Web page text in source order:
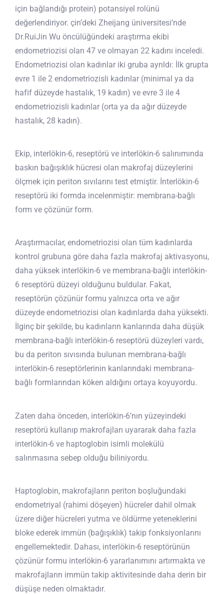
için bağlandığı protein) potansiyel rolünü
değerlendiriyor. çin’deki Zheijang üniversitesi’nde
Dr.RuiJin Wu öncülüğündeki araştırma ekibi
endometriozisi olan 47 ve olmayan 22 kadını inceledi.
Endometriozisi olan kadınlar iki gruba ayrıldı: İlk grupta
evre 1 ile 2 endometriozisli kadınlar (minimal ya da
hafif düzeyde hastalık, 19 kadın) ve evre 3 ile 4
endometriozisli kadınlar (orta ya da ağır düzeyde
hastalık, 28 kadın).
Ekip, interlökin-6, reseptörü ve interlökin-6 salınımında
baskın bağışıklık hücresi olan makrofaj düzeylerini
ölçmek için periton sıvılarını test etmiştir. İnterlökin-6
reseptörü iki formda incelenmiştir: membrana-bağlı
form ve çözünür form.
Araştırmacılar, endometriozisi olan tüm kadınlarda
kontrol grubuna göre daha fazla makrofaj aktivasyonu,
daha yüksek interlökin-6 ve membrana-bağlı interlökin-
6 reseptörü düzeyi olduğunu buldular. Fakat,
reseptörün çözünür formu yalnızca orta ve ağır
düzeyde endometriozisi olan kadınlarda daha yüksekti.
İlginç bir şekilde, bu kadınların kanlarında daha düşük
membrana-bağlı interlökin-6 reseptörü düzeyleri vardı,
bu da periton sıvısında bulunan membrana-bağlı
interlökin-6 reseptörlerinin kanlarındaki membrana-
bağlı formlarından köken aldığını ortaya koyuyordu.
Zaten daha önceden, interlökin-6’nın yüzeyindeki
reseptörü kullanıp makrofajları uyararak daha fazla
interlökin-6 ve haptoglobin isimli molekülü
salınmasına sebep olduğu biliniyordu.
Haptoglobin, makrofajların periton boşluğundaki
endometriyal (rahimi döşeyen) hücreler dahil olmak
üzere diğer hücreleri yutma ve öldürme yeteneklerini
bloke ederek immün (bağışıklık) takip fonksiyonlarını
engellemektedir. Dahası, interlökin-6 reseptörünün
çözünür formu interlökin-6 yararlanımını artırmakta ve
makrofajların immün takip aktivitesinde daha derin bir
düşüşe neden olmaktadır.